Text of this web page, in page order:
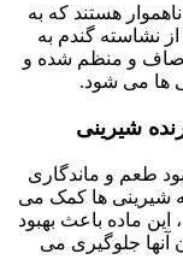
هستند که به
نشاسته گندم به
صاف و منظم شده و
ها می شود.
شیرینی
طعم و ماندگاری
شیرینی ها کمک می
این ماده باعث بهبود
جلوگیری می